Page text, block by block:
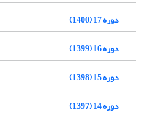
دوره 17 (1400)
دوره 16 (1399)
دوره 15 (1398)
دوره 14 (1397)